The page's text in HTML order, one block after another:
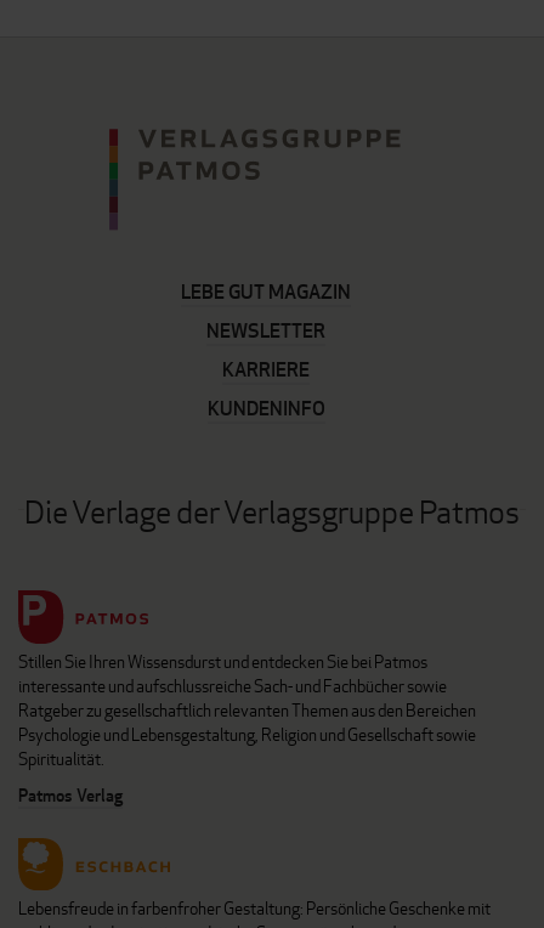
LEBE GUT MAGAZIN
NEWSLETTER
KARRIERE
KUNDENINFO
Die Verlage der Verlagsgruppe Patmos
Stillen Sie Ihren Wissensdurst und entdecken Sie bei Patmos
interessante und aufschlussreiche Sach- und Fachbücher sowie
Ratgeber zu gesellschaftlich relevanten Themen aus den Bereichen
Psychologie und Lebensgestaltung, Religion und Gesellschaft sowie
Spiritualität.
Patmos Verlag
Lebensfreude in farbenfroher Gestaltung: Persönliche Geschenke mit